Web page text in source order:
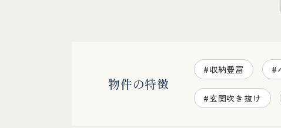
物件の特徴
#収納豊富 #
#玄関吹き抜け